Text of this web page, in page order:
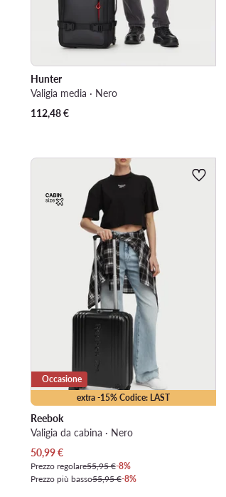
Hunter
Valigia media · Nero
112,48€
extra -15% Codice: LAST
Occasione
Reebok
Valigia da cabina · Nero
Prezzo attuale
50,99€
Prezzo regolare55,95 €-8%
Prezzo più basso55,95 €-8%